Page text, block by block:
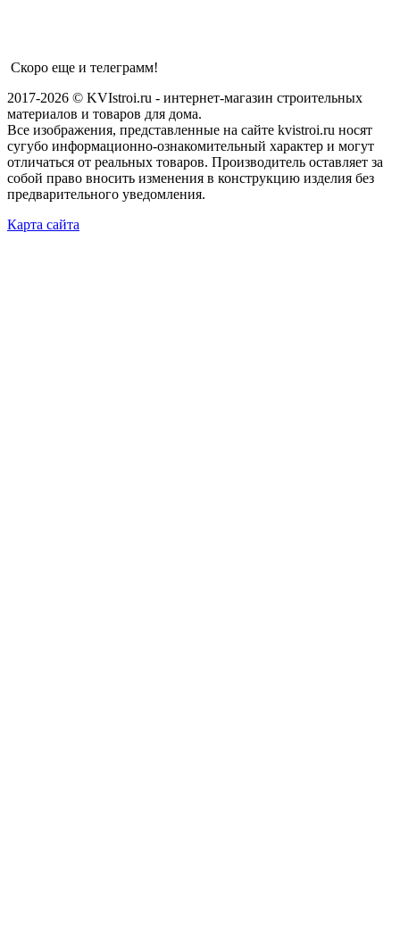
Скоро еще и телеграмм!
2017-2026 © KVIstroi.ru - интернет-магазин строительных
материалов и товаров для дома.
Все изображения, представленные на сайте kvistroi.ru носят
сугубо информационно-ознакомительный характер и могут
отличаться от реальных товаров. Производитель оставляет за
собой право вносить изменения в конструкцию изделия без
предварительного уведомления.
Карта сайта